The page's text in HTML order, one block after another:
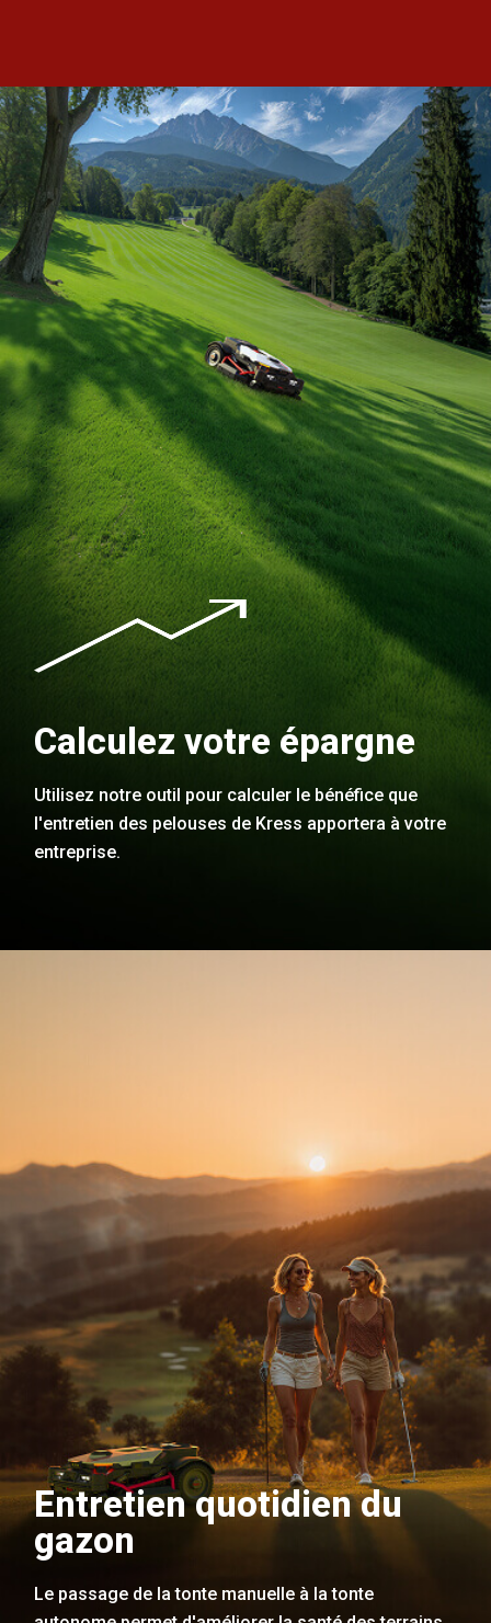
Calculez votre épargne
Utilisez notre outil pour calculer le bénéfice que
l'entretien des pelouses de Kress apportera à votre
entreprise.
Entretien quotidien du
gazon
Le passage de la tonte manuelle à la tonte